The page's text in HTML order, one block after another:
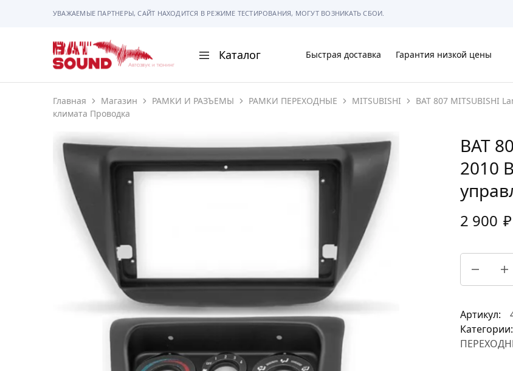
УВАЖАЕМЫЕ ПАРТНЕРЫ, САЙТ НАХОДИТСЯ В РЕЖИМЕ ТЕСТИРОВАНИЯ, МОГУТ ВОЗНИКАТЬ СБОИ.
BAT
Sound
Каталог
АВТОМАГНИТОЛЫ
МУЗЫКАЛЬНЫЕ АКСЕССУАРЫ
АВТОУСИЛИТЕЛИ
ШУМОИЗОЛЯЦИЯ
Быстрая доставка Гарантия низкой цены
Главная Магазин РАМКИ И РАЗЪЕМЫ РАМКИ ПЕРЕХОДНЫЕ MITSUBISHI
BAT 807 MITSUBISHI
климата Проводка
BAT
2010
2 900 ₽
Артикул:
Категории: